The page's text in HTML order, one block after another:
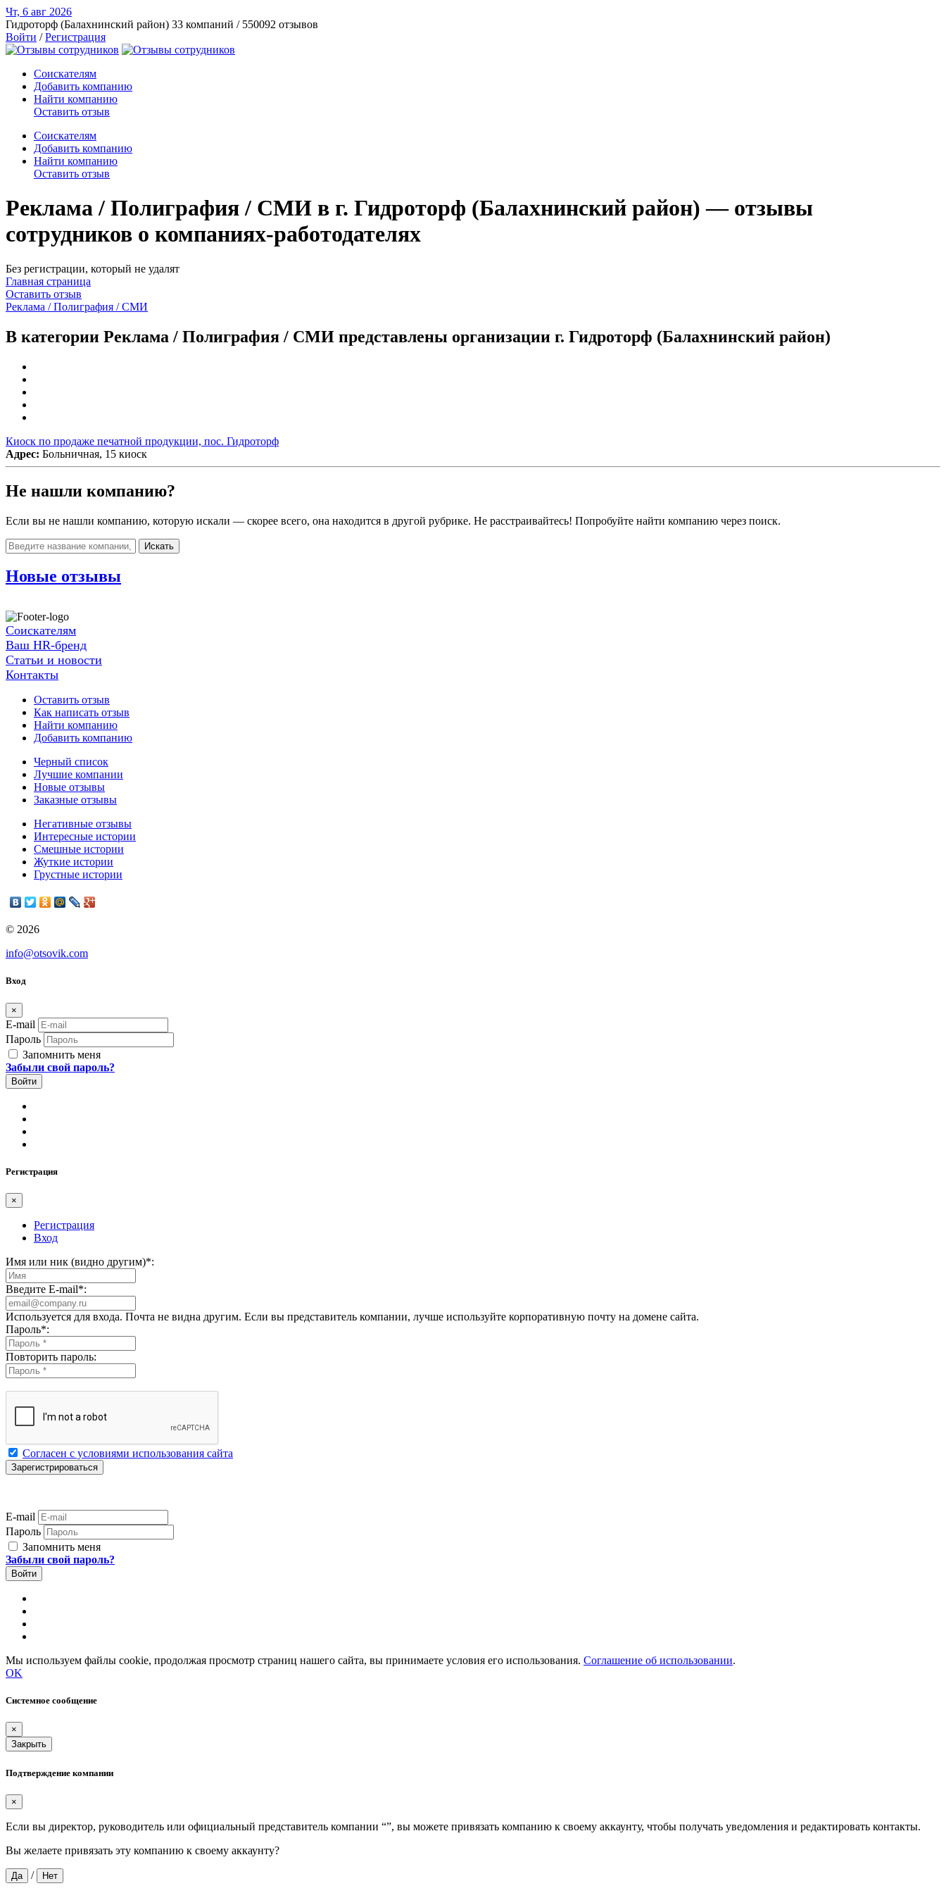
Чт, 6 авг 2026
Гидроторф (Балахнинский район) 33 компаний / 550092 отзывов
Войти /Регистрация
Соискателям
Добавить компанию
Найти компанию
Оставить отзыв
Соискателям
Добавить компанию
Найти компанию
Оставить отзыв
Реклама / Полиграфия / СМИ в г. Гидроторф (Балахнинский район) — отзывы
сотрудников о компаниях-работодателях
Без регистрации, который не удалят
Главная страница
Оставить отзыв
Реклама / Полиграфия / СМИ
В категории Реклама / Полиграфия / СМИ представлены организации г. Гидроторф (Балахнинский район)
Киоск по продаже печатной продукции, пос. Гидроторф
Адрес: Больничная, 15 киоск
Не нашли компанию?
Если вы не нашли компанию, которую искали — скорее всего, она находится в другой рубрике. Не расстраивайтесь! Попробуйте найти компанию через поиск.
Искать
Новые отзывы
Соискателям
Ваш HR-бренд
Статьи и новости
Контакты
Оставить отзыв
Как написать отзыв
Найти компанию
Добавить компанию
Черный список
Лучшие компании
Новые отзывы
Заказные отзывы
Негативные отзывы
Интересные истории
Смешные истории
Жуткие истории
Грустные истории
© 2026
info@otsovik.com
Вход
×
E-mail
Пароль
Запомнить меня
Забыли свой пароль?
Регистрация
×
Регистрация
Вход
Имя или ник (видно другим)*:
Введите E-mail*:
Используется для входа. Почта не видна другим. Если вы представитель компании, лучше используйте корпоративную почту на домене сайта.
Пароль*:
Повторить пароль:
Согласен с условиями использования сайта
E-mail
Пароль
Запомнить меня
Забыли свой пароль?
Мы используем файлы cookie, продолжая просмотр страниц нашего сайта, вы принимаете условия его использования. Соглашение об использовании.
OK
Системное сообщение
×
Закрыть
Подтверждение компании
×
Если вы директор, руководитель или официальный представитель компании “”, вы можете привязать компанию к своему аккаунту, чтобы получать уведомления и редактировать контакты.
Вы желаете привязать эту компанию к своему аккаунту?
Да / Нет